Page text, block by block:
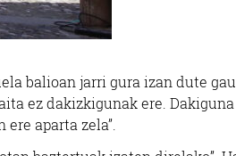
balioan jarri gura izan dute
ez dakizkigunak ere. Dakiguna
aparta zela”.